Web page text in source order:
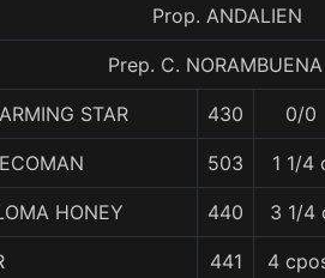
Prop. ANDALIEN
Prep. C.
STAR 430 0/0
503 1 1/4
HONEY 440 3 1/4
441 4